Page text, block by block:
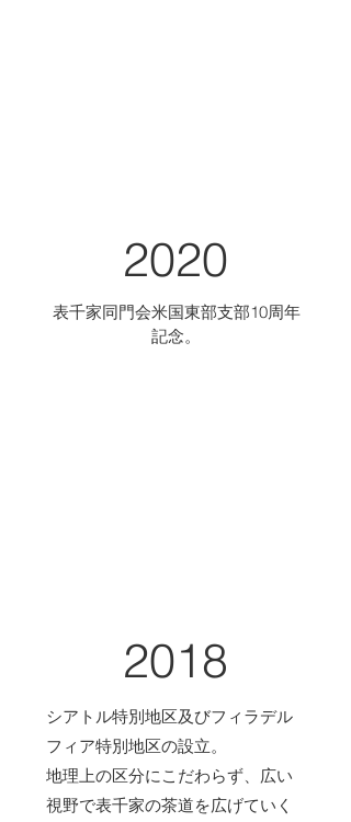
2020
表千家同門会米国東部支部10周年
記念。
2018
シアトル特別地区及びフィラデル
フィア特別地区の設立。
地理上の区分にこだわらず、広い
視野で表千家の茶道を広げていく